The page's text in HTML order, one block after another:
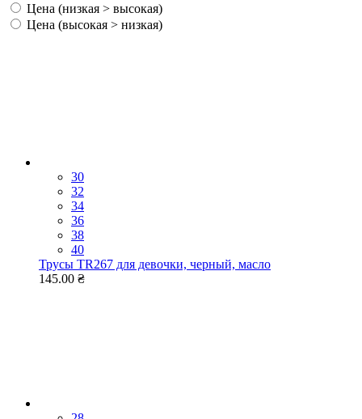
Цена (низкая > высокая)
Цена (высокая > низкая)
30
32
34
36
38
40
Трусы TR267 для девочки, черный, масло
145.00 ₴